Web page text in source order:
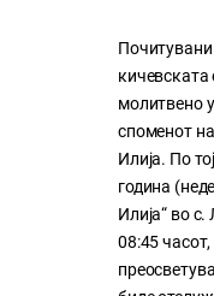
кичевската
молитвено
споменот
Илија. По
година
Илија“ во
08:45